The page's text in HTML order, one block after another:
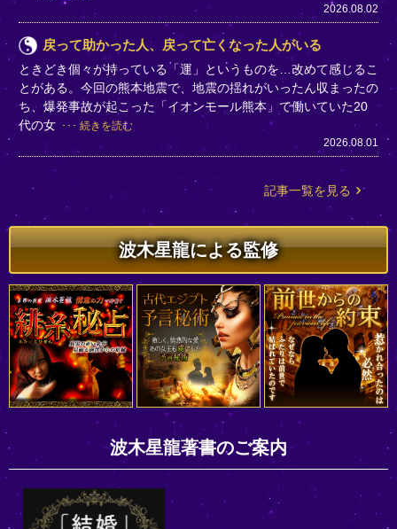
2026.08.02
戻って助かった人、戻って亡くなった人がいる
ときどき個々が持っている「運」というものを…改めて感じるこ
とがある。今回の熊本地震で、地震の揺れがいったん収まったの
ち、爆発事故が起こった「イオンモール熊本」で働いていた20
代の女
続きを読む
2026.08.01
記事一覧を見る
波木星龍による監修
波木星龍著書のご案内